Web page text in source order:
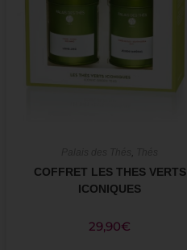
,
COFFRET LES THES VERTS
ICONIQUES
29,90€